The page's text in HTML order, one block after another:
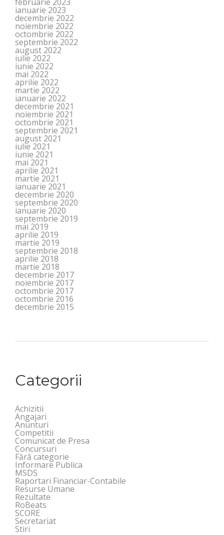
ianuarie 2023
decembrie 2022
noiembrie 2022
octombrie 2022
septembrie 2022
august 2022
iulie 2022
iunie 2022
mai 2022
aprilie 2022
martie 2022
ianuarie 2022
decembrie 2021
noiembrie 2021
octombrie 2021
septembrie 2021
august 2021
iulie 2021
iunie 2021
mai 2021
aprilie 2021
martie 2021
ianuarie 2021
decembrie 2020
septembrie 2020
ianuarie 2020
septembrie 2019
mai 2019
aprilie 2019
martie 2019
septembrie 2018
aprilie 2018
martie 2018
decembrie 2017
noiembrie 2017
octombrie 2017
octombrie 2016
decembrie 2015
Categorii
Achizitii
Angajari
Anunturi
Competitii
Comunicat de Presa
Concursuri
Fără categorie
Informare Publica
MSDS
Raportari Financiar-Contabile
Resurse Umane
Rezultate
RoBeats
SCORE
Secretariat
Stiri